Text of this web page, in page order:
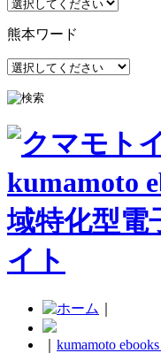
熊本ワード
kumamoto